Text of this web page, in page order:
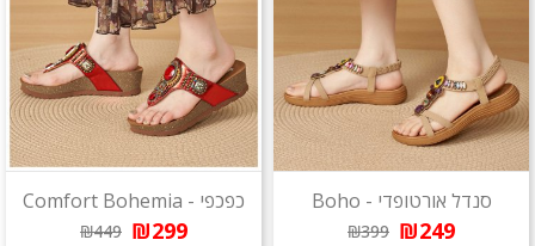
סנדל אורטופדי - Boho
₪249
₪399
כפכפי - Comfort Bohemia
₪299
₪449